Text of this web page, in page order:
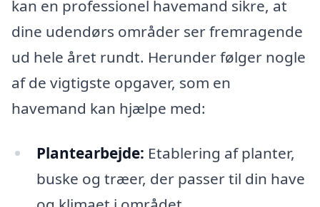
kan en professionel havemand sikre, at
dine udendørs områder ser fremragende
ud hele året rundt. Herunder følger nogle
af de vigtigste opgaver, som en
havemand kan hjælpe med:
Plantearbejde: Etablering af planter,
buske og træer, der passer til din have